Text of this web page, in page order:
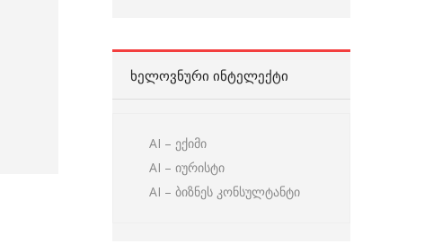
ᲮᲔᲚᲝᲕᲜᲣᲠᲘ ᲘᲜᲢᲔᲚᲔᲥᲢᲘ
AI – ექიმი
AI – იურისტი
AI – ბიზნეს კონსულტანტი